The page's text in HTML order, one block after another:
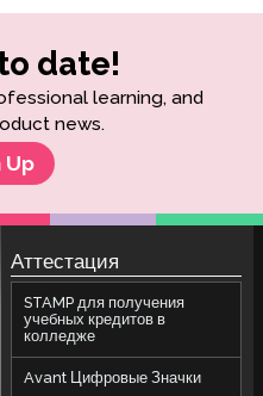
date!
learning, and
news.
Up
Аттестация
STAMP для получения
учебных кредитов в
колледже
Avant Цифровые Значки